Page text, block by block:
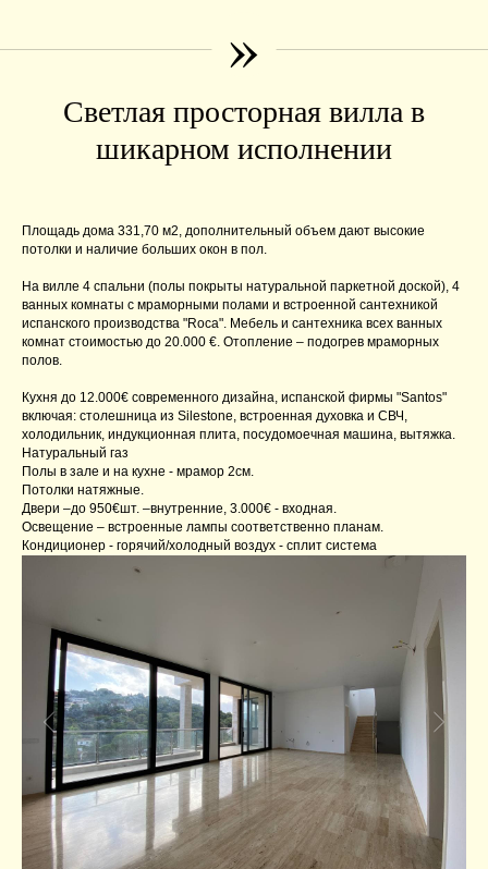
»
Светлая просторная вилла в
шикарном исполнении
Площадь дома 331,70 м2, дополнительный объем дают высокие
потолки и наличие больших окон в пол.
На вилле 4 спальни (полы покрыты натуральной паркетной доской), 4
ванных комнаты с мраморными полами и встроенной сантехникой
испанского производства "Roca". Мебель и сантехника всех ванных
комнат стоимостью до 20.000 €. Отопление – подогрев мраморных
полов.
Кухня до 12.000€ современного дизайна, испанской фирмы "Santos"
включая: столешница из Silestone, встроенная духовка и СВЧ,
холодильник, индукционная плита, посудомоечная машина, вытяжка.
Натуральный газ
Полы в зале и на кухне - мрамор 2см.
Потолки натяжные.
Двери –до 950€шт. –внутренние, 3.000€ - входная.
Освещение – встроенные лампы соответственно планам.
Кондиционер - горячий/холодный воздух - сплит система